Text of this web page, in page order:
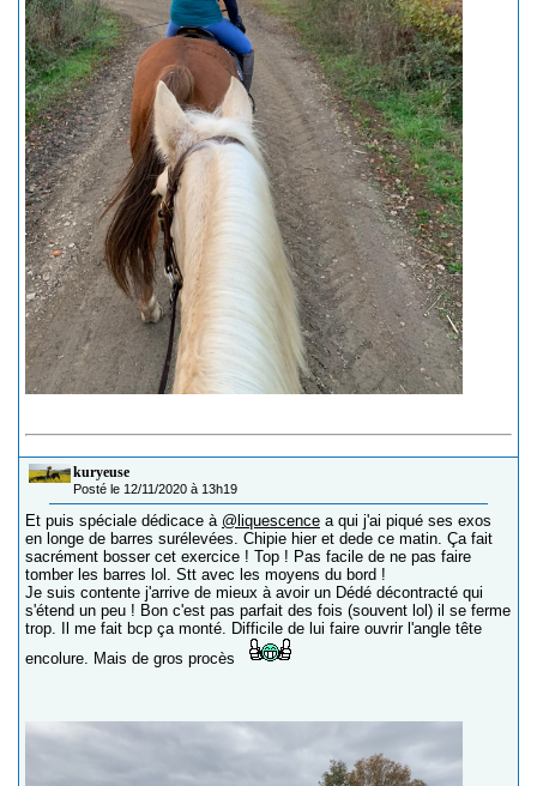
kuryeuse
Posté le 12/11/2020 à 13h19
Et puis spéciale dédicace à @liquescence a qui j'ai piqué ses exos
en longe de barres surélevées. Chipie hier et dede ce matin. Ça fait
sacrément bosser cet exercice ! Top ! Pas facile de ne pas faire
tomber les barres lol. Stt avec les moyens du bord !
Je suis contente j'arrive de mieux à avoir un Dédé décontracté qui
s'étend un peu ! Bon c'est pas parfait des fois (souvent lol) il se ferme
trop. Il me fait bcp ça monté. Difficile de lui faire ouvrir l'angle tête
encolure. Mais de gros procès